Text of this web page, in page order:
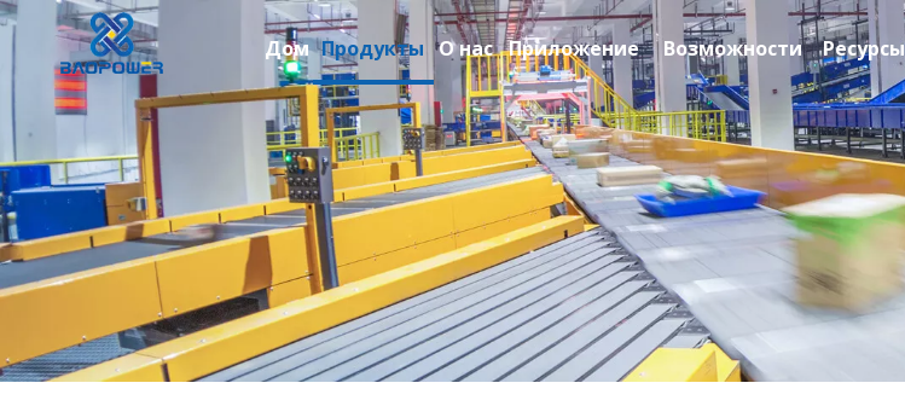
Дом Продукты О нас Приложение Возможности Ресурсы